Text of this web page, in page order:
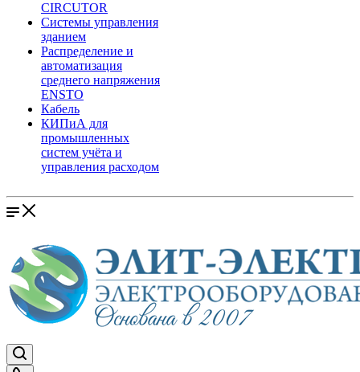
CIRCUTOR
Системы управления
зданием
Распределение и
автоматизация
среднего напряжения
ENSTO
Кабель
КИПиА для
промышленных
систем учёта и
управления расходом